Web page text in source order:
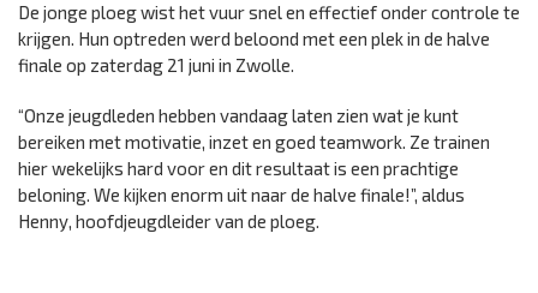
De jonge ploeg wist het vuur snel en effectief onder controle te
krijgen. Hun optreden werd beloond met een plek in de halve
finale op zaterdag 21 juni in Zwolle.
“Onze jeugdleden hebben vandaag laten zien wat je kunt
bereiken met motivatie, inzet en goed teamwork. Ze trainen
hier wekelijks hard voor en dit resultaat is een prachtige
beloning. We kijken enorm uit naar de halve finale!”, aldus
Henny, hoofdjeugdleider van de ploeg.